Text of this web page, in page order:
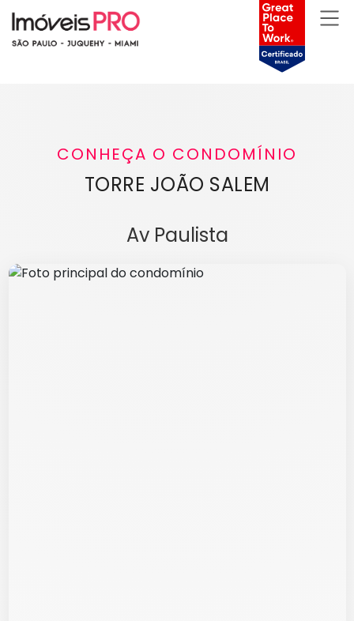
CONHEÇA O CONDOMÍNIO
TORRE JOÃO SALEM
Av Paulista